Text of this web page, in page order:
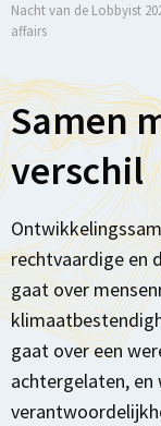
Nacht van de Lobbyist
affairs
Samen
verschil
rechtvaardige en
gaat over
gaat over een
achtergelaten, en